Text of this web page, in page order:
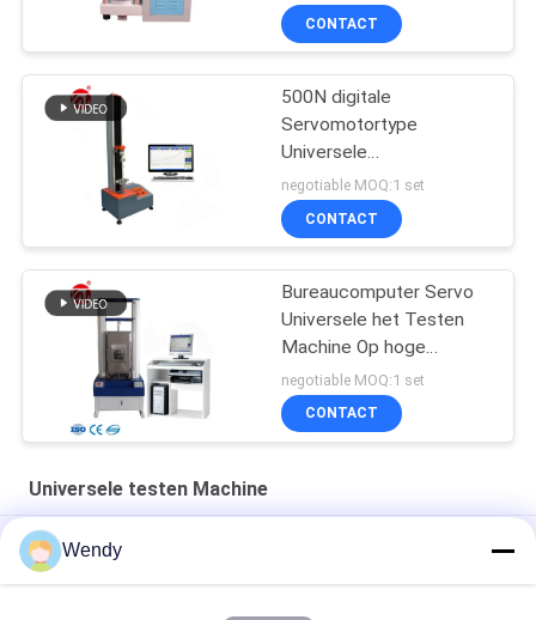
CONTACT
500N digitale
Servomotortype
Universele
Stoffentreksterkte het
testen machine
negotiable MOQ:1 set
CONTACT
Bureaucomputer Servo
Universele het Testen
Machine Op hoge
temperatuur
negotiable MOQ:1 set
CONTACT
Universele testen Machine
Desktop Enkele Kolom Universele Treksterkte Tester Plastic
Fles Cup Compressie Testmachine
Wendy